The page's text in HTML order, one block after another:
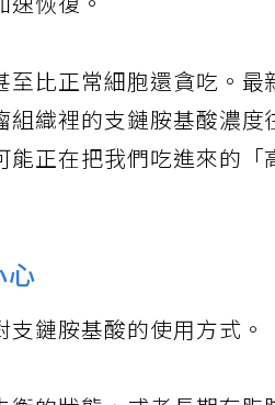
恢復。
比正常細胞還貪吃。最
織裡的支鏈胺基酸濃度
正在把我們吃進來的「
心
鏈胺基酸的使用方式。